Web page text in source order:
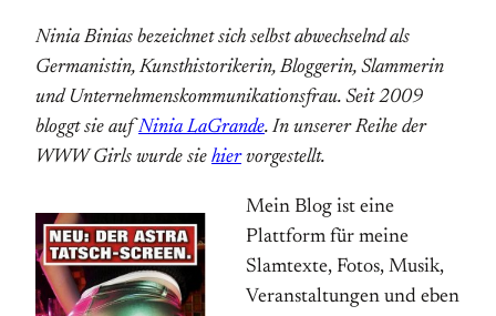
Ninia Binias bezeichnet sich selbst abwechselnd als
Germanistin, Kunsthistorikerin, Bloggerin, Slammerin
und Unternehmenskommunikationsfrau. Seit 2009
bloggt sie auf Ninia LaGrande. In unserer Reihe der
WWW Girls wurde sie hiervorgestellt.
Mein Blog ist eine
Plattform für meine
Slamtexte, Fotos, Musik,
Veranstaltungen und eben